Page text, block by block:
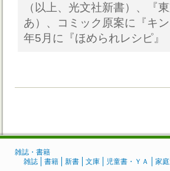
（以上、光文社新書）、『
あ）、コミック原案に『キ
年5月に『ほめられレシピ』
雑誌・書籍
雑誌
書籍 新書 文庫 児童書・ＹＡ 家